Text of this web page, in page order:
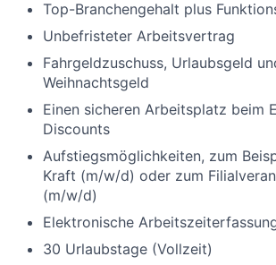
Top-Branchengehalt plus
Unbefristeter Arbeitsvertrag
Fahrgeldzuschuss, Urlaubsgeld
Weihnachtsgeld
Einen sicheren Arbeitsplatz beim
Discounts
Aufstiegsmöglichkeiten, zum
Kraft (m/w/d) oder zum
(m/w/d)
Elektronische
30 Urlaubstage (Vollzeit)